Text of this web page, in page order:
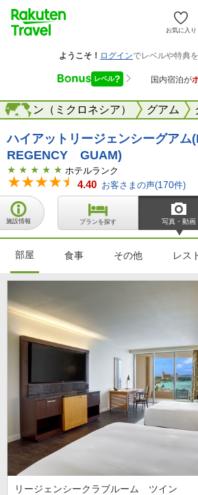
お気に入り
イパン（ミクロネシア） グアム
海外
ハイアットリージェンシーグア
REGENCY GUAM)
ホテルランク
4.40 お客さまの声(170件)
施設情報 プランを探す 写真・動画
部屋 食事 その他 レス
リージェンシークラブルーム ツイン